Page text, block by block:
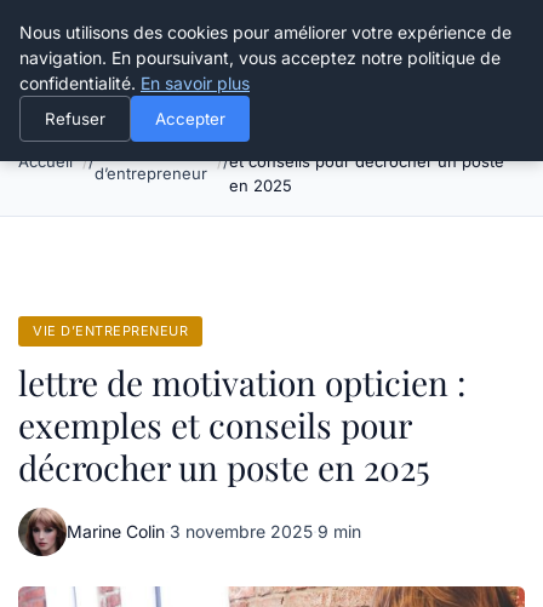
Grikoo
Accueil
d’entrepreneur
lettre de motivation opticien : exemples
et conseils pour décrocher un poste
en 2025
VIE D’ENTREPRENEUR
lettre de motivation opticien :
exemples et conseils pour
décrocher un poste en 2025
Marine Colin·3 novembre 2025·9 min
Nous utilisons des cookies pour améliorer votre expérience de
navigation. En poursuivant, vous acceptez notre politique de
confidentialité. En savoir plus
Refuser Accepter